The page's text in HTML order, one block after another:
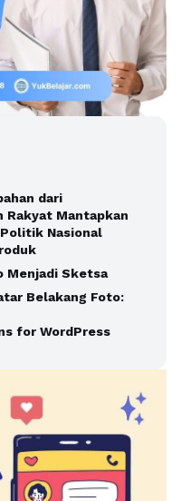
dari
Rakyat Mantapkan
Nasional
Menjadi Sketsa
Belakang Foto:
for WordPress